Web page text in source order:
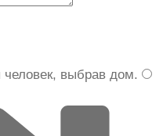
выбрав дом.